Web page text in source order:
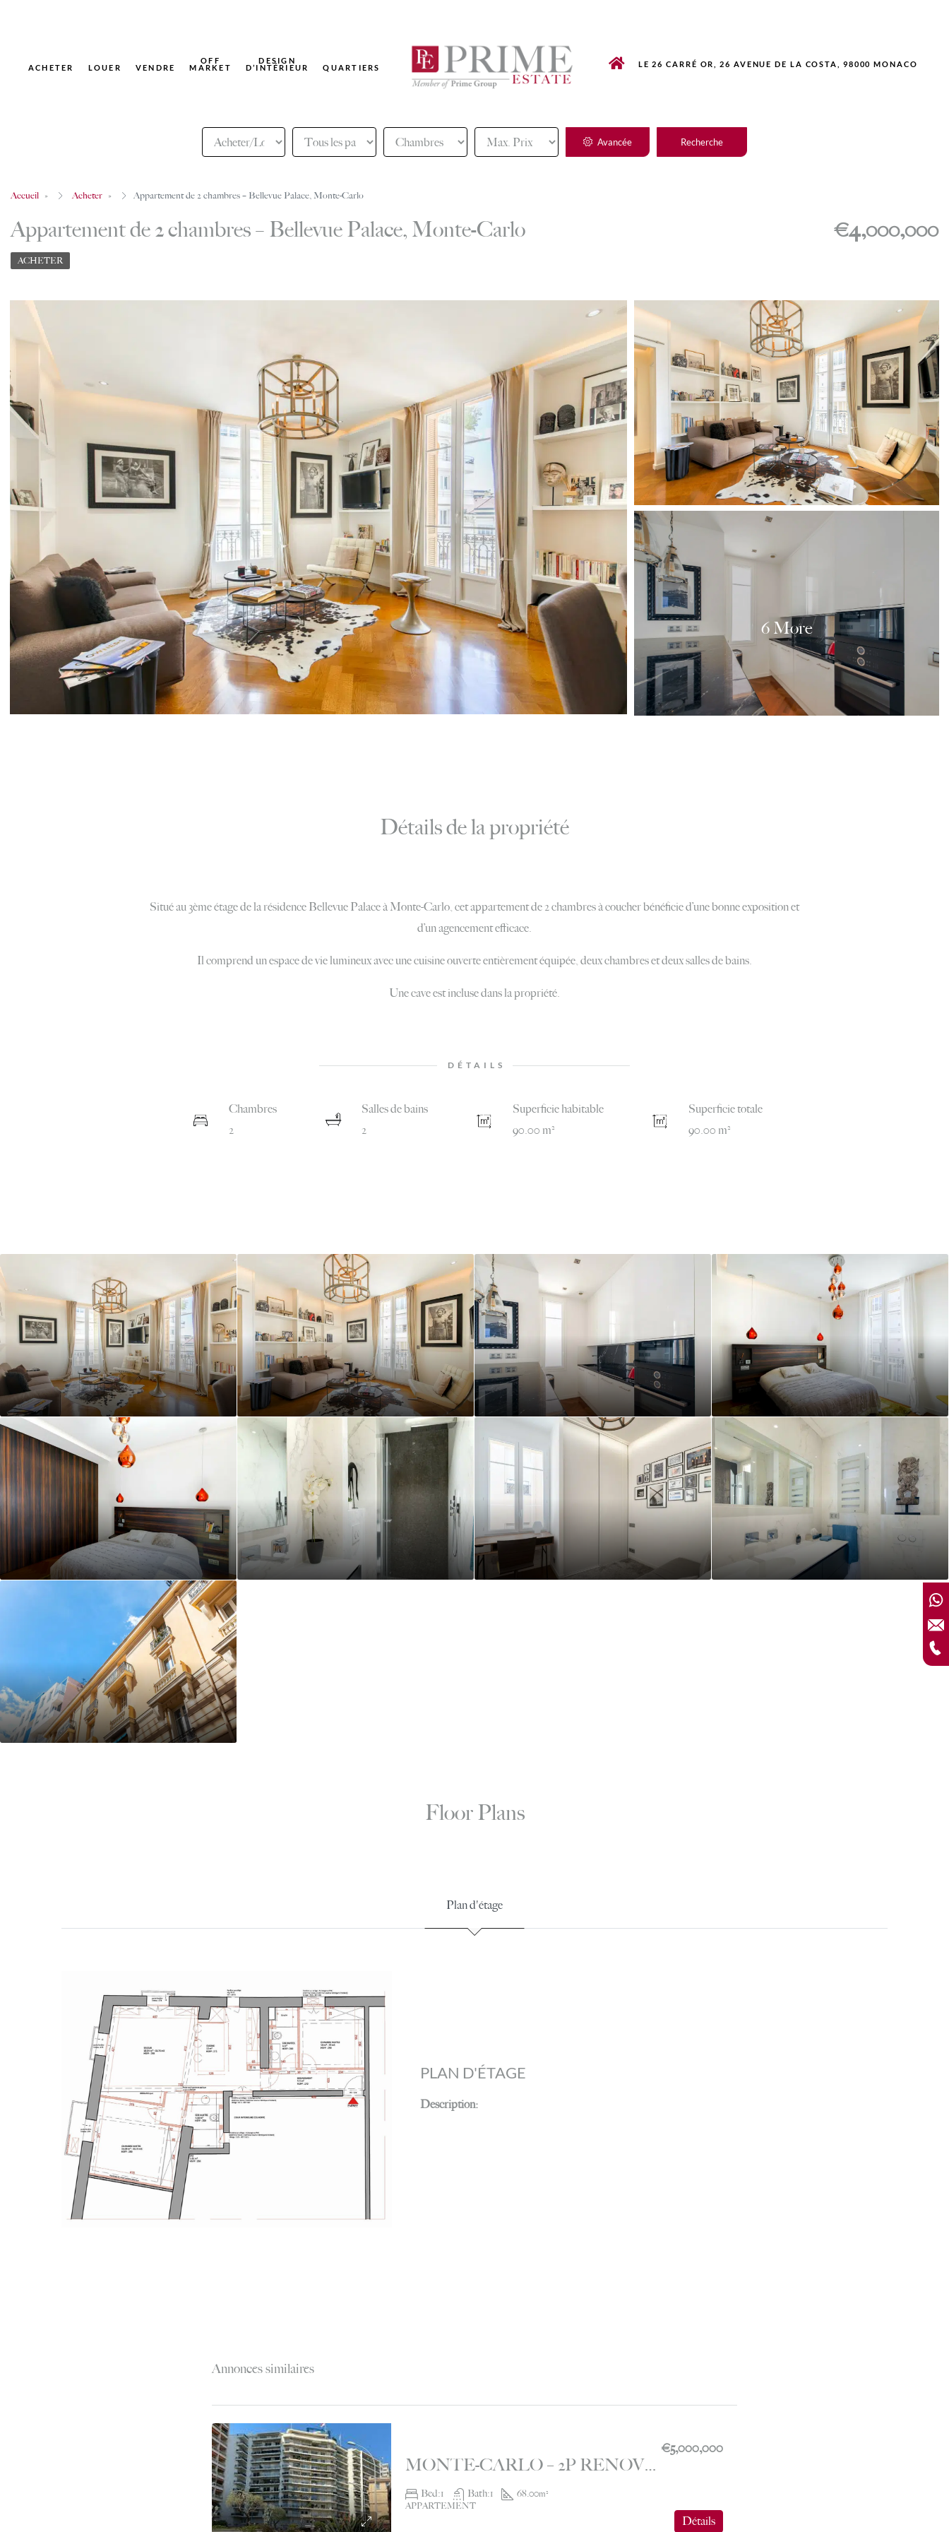
ACHETER LOUER VENDRE
OFF
MARKET
DESIGN
D’INTÉRIEUR QUARTIERS LE 26 CARRÉ OR, 26 AVENUE DE LA COSTA, 98000 MONACO
Avancée Recherche
Accueil Acheter Appartement de 2 chambres – Bellevue Palace, Monte-Carlo
Appartement de 2 chambres – Bellevue Palace, Monte-Carlo €4,000,000
ACHETER
6 More
Détails de la propriété
Situé au 3ème étage de la résidence Bellevue Palace à Monte-Carlo, cet appartement de 2 chambres à coucher bénéficie d’une bonne exposition et
d’un agencement efficace.
Il comprend un espace de vie lumineux avec une cuisine ouverte entièrement équipée, deux chambres et deux salles de bains.
Une cave est incluse dans la propriété.
DÉTAILS
Chambres
2
Salles de bains
2
Superficie habitable
90.00 m²
Superficie totale
90.00 m²
Floor Plans
Plan d'étage
PLAN D'ÉTAGE
Description:
Annonces similaires
MONTE-CARLO – 2P RENOVATED WITH PANORAMIC VIEW – LE CONTINENTAL
€5,000,000
Bed:1 Bath:1 68.00m²
APPARTEMENT
Détails